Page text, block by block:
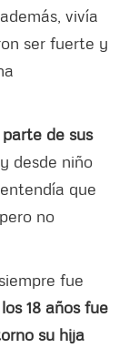
vivía
ser fuerte y
de sus
, y desde niño
que
no
fue
18 años fue
su hija